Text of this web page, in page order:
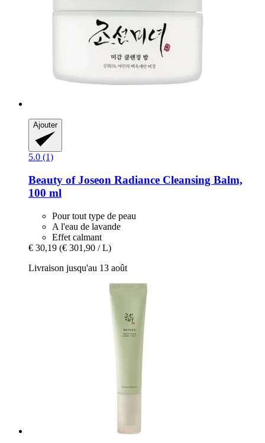
Ajouter
5.0 (1)
Beauty of Joseon Radiance Cleansing Balm,
100 ml
Pour tout type de peau
A l'eau de lavande
Effet calmant
€ 30,19 (€ 301,90 / L)
Livraison jusqu'au 13 août